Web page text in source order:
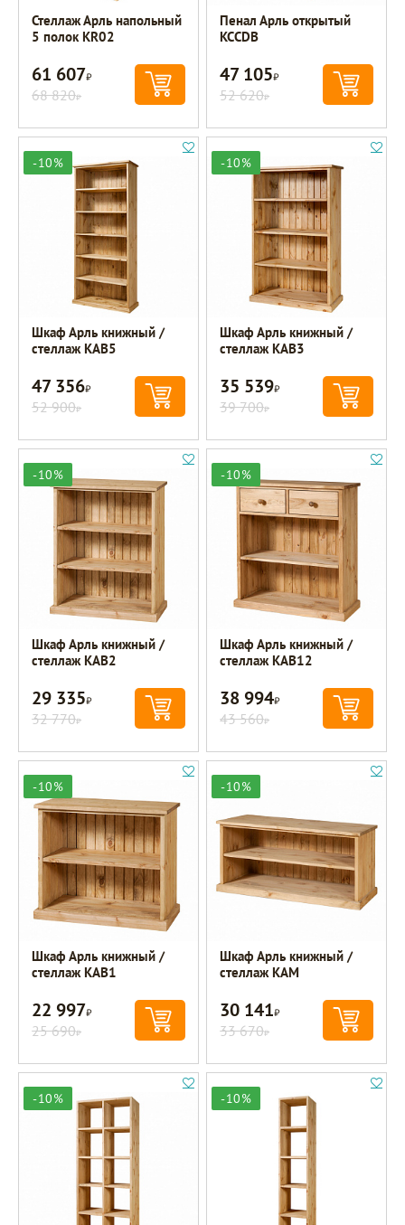
Стеллаж Арль напольный
5 полок KR02
61 607Р
68 820Р
Пенал Арль открытый
KCCDB
47 105Р
52 620Р
-10%
Шкаф Арль книжный /
стеллаж KAB5
47 356Р
52 900Р
-10%
Шкаф Арль книжный /
стеллаж KAB3
35 539Р
39 700Р
-10%
Шкаф Арль книжный /
стеллаж KAB2
29 335Р
32 770Р
-10%
Шкаф Арль книжный /
стеллаж KAB12
38 994Р
43 560Р
-10%
Шкаф Арль книжный /
стеллаж KAB1
22 997Р
25 690Р
-10%
Шкаф Арль книжный /
стеллаж KAM
30 141Р
33 670Р
-10% -10%